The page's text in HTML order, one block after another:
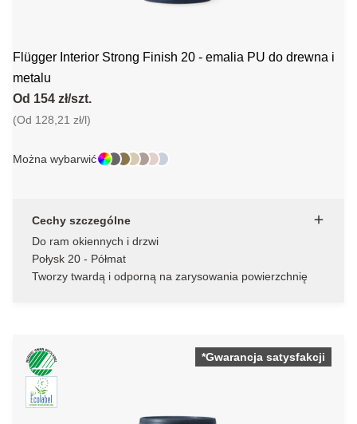
Flügger Interior Strong Finish 20 - emalia PU do drewna i
metalu
Od 154 zł/szt.
(Od 128,21 zł/l)
Można wybarwić
Cechy szczególne
Do ram okiennych i drzwi
Połysk 20 - Półmat
Tworzy twardą i odporną na zarysowania powierzchnię
*Gwarancja satysfakcji